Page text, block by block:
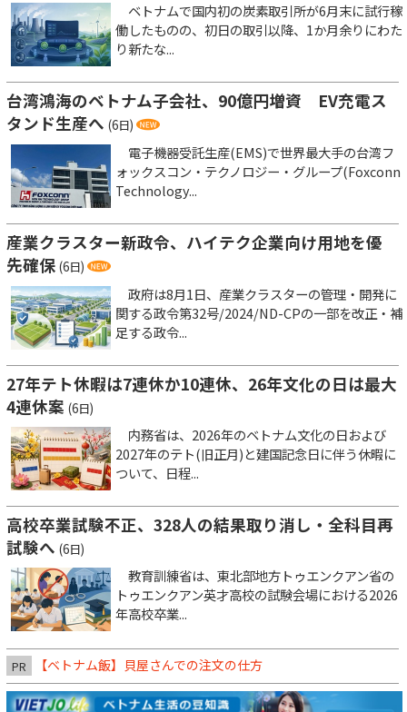
ベトナムで国内初の炭素取引所が6月末に試行稼
働したものの、初日の取引以降、1か月余りにわた
り新たな...
台湾鴻海のベトナム子会社、90億円増資 EV充電ス
タンド生産へ (6日)
電子機器受託生産(EMS)で世界最大手の台湾フ
ォックスコン・テクノロジー・グループ(Foxconn
Technology...
産業クラスター新政令、ハイテク企業向け用地を優
先確保 (6日)
政府は8月1日、産業クラスターの管理・開発に
関する政令第32号/2024/ND-CPの一部を改正・補
足する政令...
27年テト休暇は7連休か10連休、26年文化の日は最大
4連休案 (6日)
内務省は、2026年のベトナム文化の日および
2027年のテト(旧正月)と建国記念日に伴う休暇に
ついて、日程...
高校卒業試験不正、328人の結果取り消し・全科目再
試験へ (6日)
教育訓練省は、東北部地方トゥエンクアン省の
トゥエンクアン英才高校の試験会場における2026
年高校卒業...
PR 【ベトナム飯】貝屋さんでの注文の仕方